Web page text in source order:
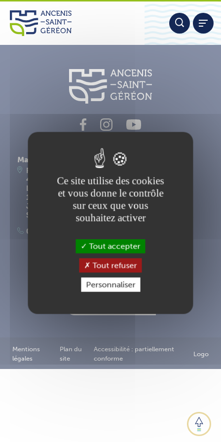
Aller
contenu
Nous contacter
Mairie d'Ancenis-Saint-Géréon
Place du Maréchal Foch
44156 Ancenis-Saint-Géréon
Lundi, mardi, mercredi, vendredi : 9h-12h30 et
14h-17h15
Jeudi : 9h-12h30
Samedi : 9h-12h
02 40 83 87 00
Inscription à la newsletter
Mentions
légales
Plan du
site
Accessibilité : partiellement
conforme
Logo
Panneau de gestion des cookies
Ce site utilise des cookies
et vous donne le contrôle
sur ceux que vous
souhaitez activer
Tout accepter
Tout refuser
Personnaliser